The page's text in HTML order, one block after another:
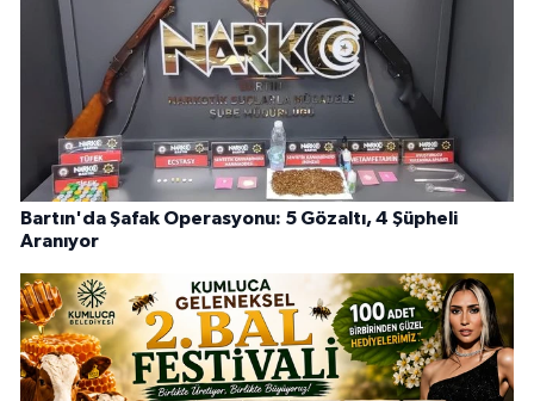
Bartın'da Şafak Operasyonu: 5 Gözaltı, 4 Şüpheli
Aranıyor